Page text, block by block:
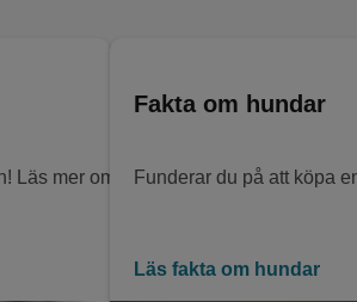
Läs mer om populära hundraser i
Fakta om hundar
Funderar du på att köpa
Läs fakta om hundar